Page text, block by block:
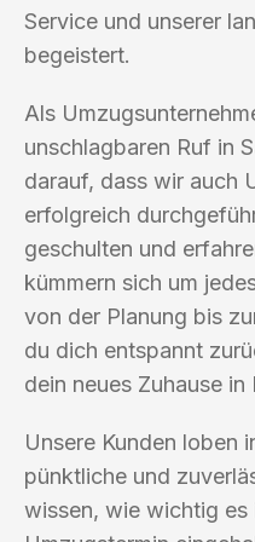
Service und unserer
begeistert.
Als
unschlagbaren Ruf in
darauf, dass wir auch
erfolgreich
geschulten und
kümmern sich um
von der Planung bis
du dich entspannt
dein neues Zuhause in
Unsere Kunden loben
pünktliche und
wissen, wie wichtig es